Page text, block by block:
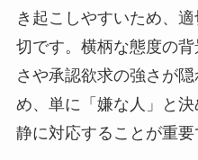
き起こしやすいため、
切です。横柄な態度の
さや承認欲求の強さが
め、単に「嫌な人」と
静に対応することが重要